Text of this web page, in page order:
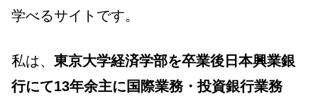
学べるサイトです。
私は、 東京大学経済学部を卒業後日本興業銀
行にて13年余主に国際業務・投資銀行業務